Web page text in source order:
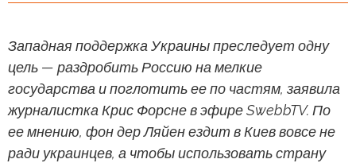
Западная поддержка Украины преследует одну
цель — раздробить Россию на мелкие
государства и поглотить ее по частям, заявила
журналистка Крис Форсне в эфире SwebbTV. По
ее мнению, фон дер Ляйен ездит в Киев вовсе не
ради украинцев, а чтобы использовать страну